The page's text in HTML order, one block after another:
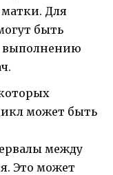
Для
быть
выполнению
может быть
между
Это может